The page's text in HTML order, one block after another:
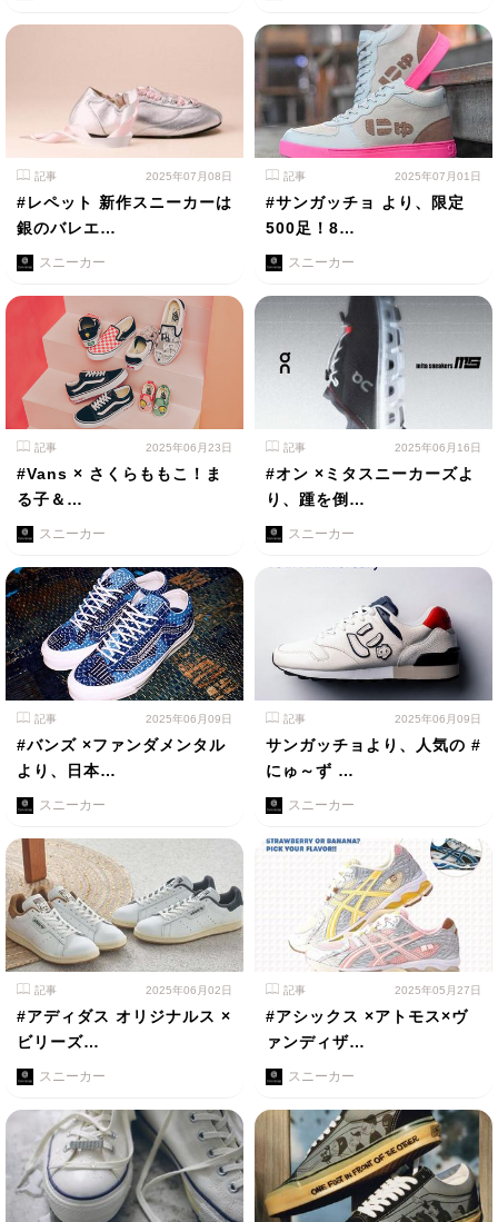
記事 2025年07月08日
#レペット 新作スニーカーは
銀のバレエ…
スニーカー
記事 2025年07月01日
#サンガッチョ より、限定
500足！8…
スニーカー
記事 2025年06月23日
#Vans × さくらももこ！ま
る子＆…
スニーカー
記事 2025年06月16日
#オン ×ミタスニーカーズよ
り、踵を倒…
スニーカー
記事 2025年06月09日
#バンズ ×ファンダメンタル
より、日本…
スニーカー
記事 2025年06月09日
サンガッチョより、人気の #
にゅ～ず …
スニーカー
記事 2025年06月02日
#アディダス オリジナルス ×
ビリーズ…
スニーカー
記事 2025年05月27日
#アシックス ×アトモス×ヴ
ァンディザ…
スニーカー